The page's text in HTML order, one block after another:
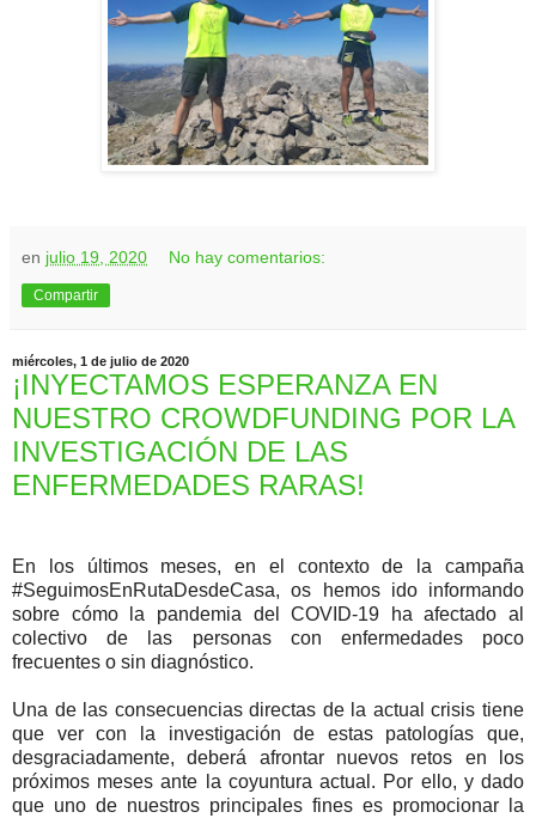
en julio 19, 2020 No hay comentarios:
Compartir
miércoles, 1 de julio de 2020
¡INYECTAMOS ESPERANZA EN
NUESTRO CROWDFUNDING POR LA
INVESTIGACIÓN DE LAS
ENFERMEDADES RARAS!
En los últimos meses, en el contexto de la campaña
#SeguimosEnRutaDesdeCasa, os hemos ido informando
sobre cómo la pandemia del COVID-19 ha afectado al
colectivo de las personas con enfermedades poco
frecuentes o sin diagnóstico.
Una de las consecuencias directas de la actual crisis tiene
que ver con la investigación de estas patologías que,
desgraciadamente, deberá afrontar nuevos retos en los
próximos meses ante la coyuntura actual. Por ello, y dado
que uno de nuestros principales fines es promocionar la